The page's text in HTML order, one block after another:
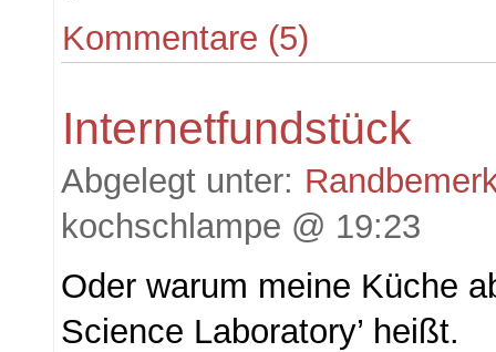
Kommentare (5)
Internetfundstück
Abgelegt unter:
kochschlampe @ 19:23
Oder warum meine Küche
Science Laboratory’ heißt.